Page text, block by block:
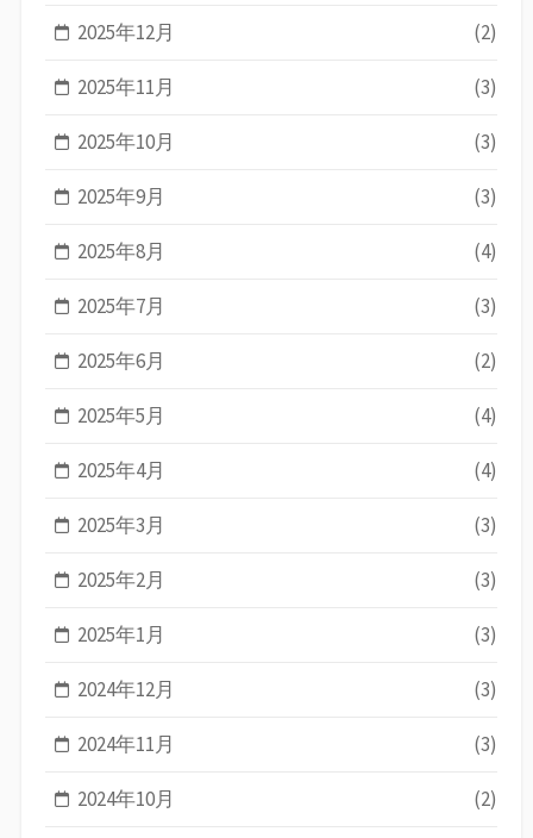
2025年12月 (2)
2025年11月 (3)
2025年10月 (3)
2025年9月 (3)
2025年8月 (4)
2025年7月 (3)
2025年6月 (2)
2025年5月 (4)
2025年4月 (4)
2025年3月 (3)
2025年2月 (3)
2025年1月 (3)
2024年12月 (3)
2024年11月 (3)
2024年10月 (2)